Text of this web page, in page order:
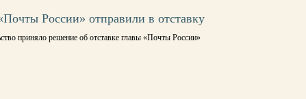
России» отправили в отставку
приняло решение об отставке главы «Почты России»